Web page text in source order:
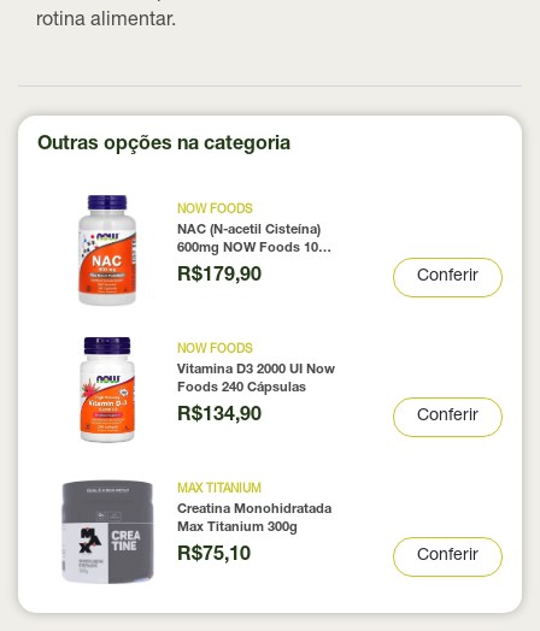
rotina alimentar.
Outras opções na categoria
NOW FOODS
NAC (N-acetil Cisteína)
600mg NOW Foods 100
Cápsulas
R$179,90 Conferir
NOW FOODS
Vitamina D3 2000 UI Now
Foods 240 Cápsulas
R$134,90 Conferir
MAX TITANIUM
Creatina Monohidratada
Max Titanium 300g
R$75,10 Conferir